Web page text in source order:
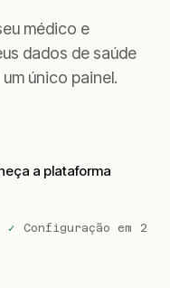
médico e
dados de saúde
único painel.
a plataforma
✓
Configuração em 2